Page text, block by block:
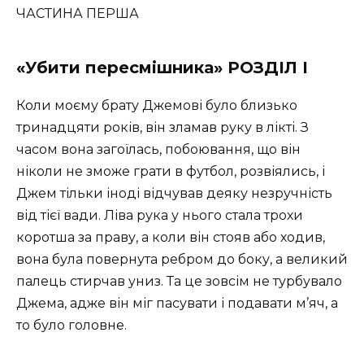
ЧАСТИНА ПЕРША
«Убити пересмішника» РОЗДІЛ І
Коли моєму брату Джемові було близько
тринадцяти років, він зламав руку в лікті. З
часом вона загоїлась, побоювання, що він
ніколи не зможе грати в футбол, розвіялись, і
Джем тільки іноді відчував деяку незручність
від тієї вади. Ліва рука у нього стала трохи
коротша за праву, а коли він стояв або ходив,
вона була повернута ребром до боку, а великий
палець стирчав униз. Та це зовсім не турбувало
Джема, адже він міг пасувати і подавати м’яч, а
то було головне.